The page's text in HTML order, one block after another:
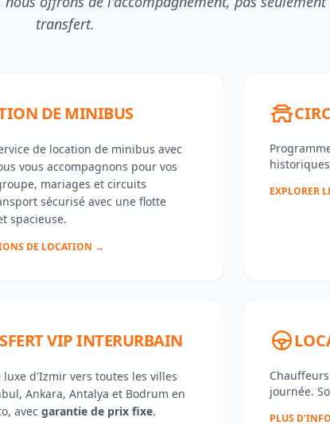
transfert.
DE MINIBUS
de location de minibus avec
vous accompagnons pour vos
mariages et circuits
sécurisé avec une flotte
spacieuse.
DE LOCATION →
EXPLORER
VIP INTERURBAIN
luxe d'Izmir vers toutes les villes
Ankara, Antalya et Bodrum en
avec garantie de prix fixe.
journée.
PLUS